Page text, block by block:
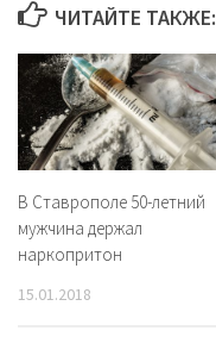
ЧИТАЙТЕ ТАКЖЕ:
В Ставрополе 50-летний
мужчина держал
наркопритон
15.01.2018